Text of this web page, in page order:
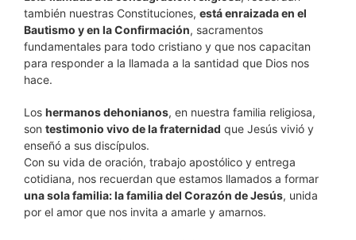
también nuestras Constituciones, está enraizada en el
Bautismo y en la Confirmación, sacramentos
fundamentales para todo cristiano y que nos capacitan
para responder a la llamada a la santidad que Dios nos
hace.
Los hermanos dehonianos, en nuestra familia religiosa,
son testimonio vivo de la fraternidad que Jesús vivió y
enseñó a sus discípulos.
Con su vida de oración, trabajo apostólico y entrega
cotidiana, nos recuerdan que estamos llamados a formar
una sola familia: la familia del Corazón de Jesús, unida
por el amor que nos invita a amarle y amarnos.